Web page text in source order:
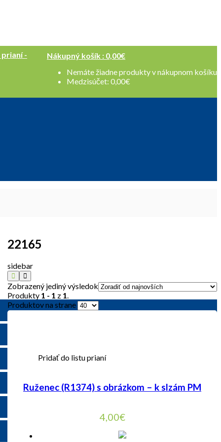
Nákupný košík : 0,00€
Nemáte žiadne produkty v nákupnom košíku
Medzisúčet: 0,00€
prianí -
22165
sidebar
Zobrazený jediný výsledok
Produkty 1 - 1 z 1.
Produktov na strane
Pridať do listu prianí
Ruženec (R1374) s obrázkom – k slzám PM
4,00€